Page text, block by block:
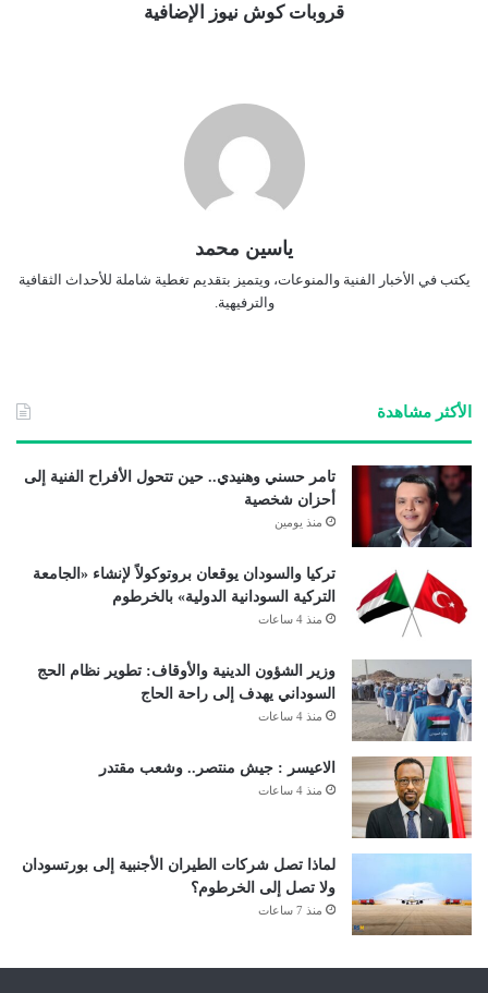
قروبات كوش نيوز الإضافية
ياسين محمد
يكتب في الأخبار الفنية والمنوعات، ويتميز بتقديم تغطية شاملة للأحداث الثقافية
والترفيهية.
الأكثر مشاهدة
تامر حسني وهنيدي.. حين تتحول الأفراح الفنية إلى
أحزان شخصية
منذ يومين
تركيا والسودان يوقعان بروتوكولاً لإنشاء «الجامعة
التركية السودانية الدولية» بالخرطوم
منذ 4 ساعات
وزير الشؤون الدينية والأوقاف: تطوير نظام الحج
السوداني يهدف إلى راحة الحاج
منذ 4 ساعات
الاعيسر : جيش منتصر.. وشعب مقتدر
منذ 4 ساعات
لماذا تصل شركات الطيران الأجنبية إلى بورتسودان
ولا تصل إلى الخرطوم؟
منذ 7 ساعات